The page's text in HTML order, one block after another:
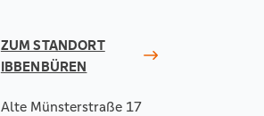
ZUM STANDORT
IBBENBÜREN
Alte Münsterstraße 17